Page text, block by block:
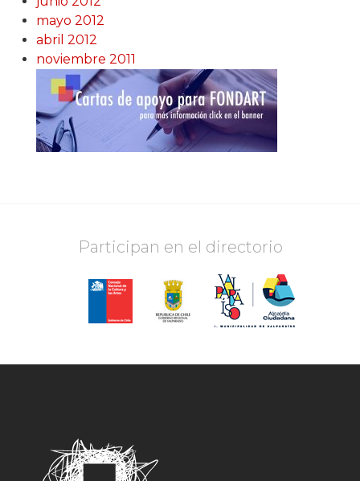
mayo 2012
abril 2012
noviembre 2011
Participan en el directorio